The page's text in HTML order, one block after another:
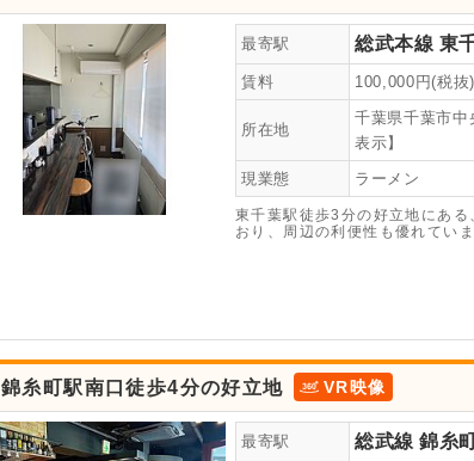
最寄駅 総武本線 東
賃料 100,000 円(税抜)
所在地
千葉県千葉市中
表示】
現業態 ラーメン
東千葉駅徒歩3分の好立地にあ
おり、周辺の利便性も優れてい
錦糸町駅南口徒歩4分の好立地 VR映像
最寄駅 総武線 錦糸